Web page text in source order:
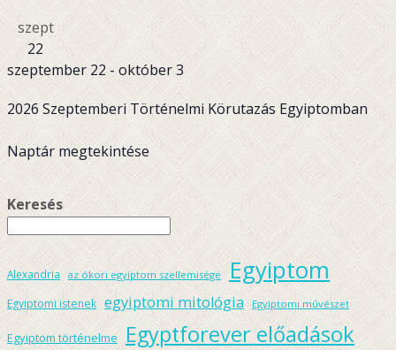
szept
22
szeptember 22-október 3
2026 Szeptemberi Történelmi Körutazás Egyiptomban
Naptár megtekintése
Keresés
Alexandria az ókori egyiptom szellemisége Egyiptom
Egyiptomi istenek egyiptomi mitológia Egyiptomi művészet
Egyiptom történelme Egyptforever előadások